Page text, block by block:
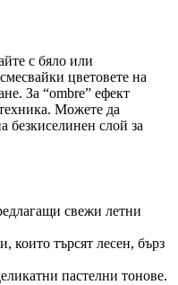
с бяло или
цветовете на
За “ombre” ефект
Можете да
безкиселинен слой за
свежи летни
търсят лесен, бърз
пастелни тонове.